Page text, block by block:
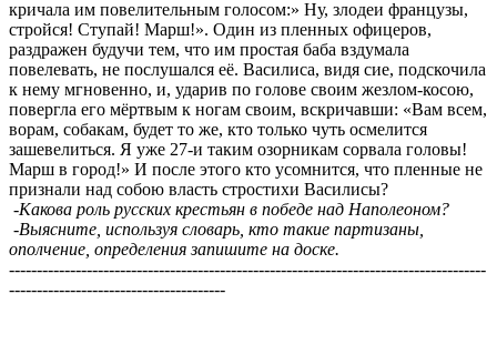
кричала им повелительным голосом:» Ну, злодеи французы,
стройся! Ступай! Марш!». Один из пленных офицеров,
раздражен будучи тем, что им простая баба вздумала
повелевать, не послушался её. Василиса, видя сие, подскочила
к нему мгновенно, и, ударив по голове своим жезлом-косою,
повергла его мёртвым к ногам своим, вскричавши: «Вам всем,
ворам, собакам, будет то же, кто только чуть осмелится
зашевелиться. Я уже 27-и таким озорникам сорвала головы!
Марш в город!» И после этого кто усомнится, что пленные не
признали над собою власть стростихи Василисы?
-Какова роль русских крестьян в победе над Наполеоном?
-Выясните, используя словарь, кто такие партизаны,
ополчение, определения запишите на доске.
--------------------------------------------------------------------------------------
---------------------------------------